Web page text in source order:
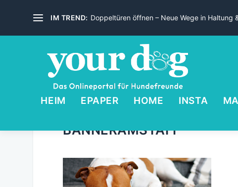
IM TREND: Doppeltüren öffnen – Neue Wege in Haltung
HEIM EPAPER HOME INSTA
BANNERAMSTAFF